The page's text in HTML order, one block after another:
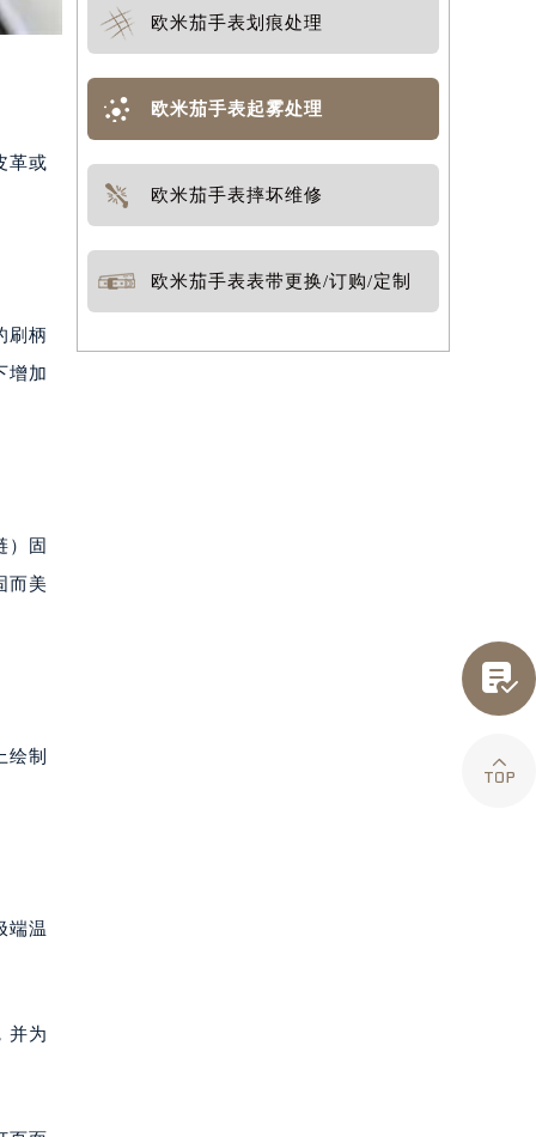
革或
刷柄
增加
）固
而美
绘制
端温
并为
欧米茄手表划痕处理
欧米茄手表起雾处理
欧米茄手表摔坏维修
欧米茄手表表带更换/订购/定制

